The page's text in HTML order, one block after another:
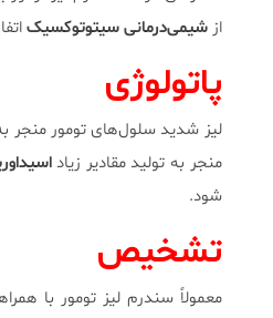
ازشیمی‌درمانی سیتوتوکسیک
پاتولوژی
لیز شدید سلول‌های تومور منجر
منجر به تولید مقادیر زیاد
شود.
تشخیص
معمولاً سندرم لیز تومور با